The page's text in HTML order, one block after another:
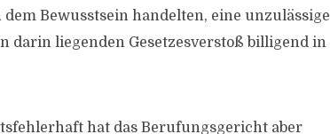
Bewusstsein handelten, eine unzulässige
darin liegenden Gesetzesverstoß billigend in
hat das Berufungsgericht aber